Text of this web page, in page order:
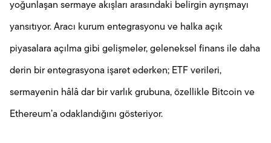
yoğunlaşan sermaye akışları arasındaki belirgin ayrışmayı
yansıtıyor. Aracı kurum entegrasyonu ve halka açık
piyasalara açılma gibi gelişmeler, geleneksel finans ile daha
derin bir entegrasyona işaret ederken; ETF verileri,
sermayenin hâlâ dar bir varlık grubuna, özellikle Bitcoin ve
Ethereum’a odaklandığını gösteriyor.